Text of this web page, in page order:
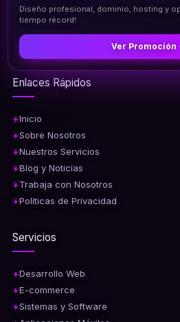
Google
Enlaces Rápidos
Inicio
Sobre Nosotros
Nuestros Servicios
Blog y Noticias
Trabaja con Nosotros
Políticas de Privacidad
Servicios
Desarrollo Web
E-commerce
Sistemas y Software
Diseño profesional, dominio, hosting y
tiempo récord!
Ver Promoción